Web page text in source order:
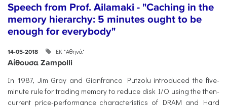
Speech from Prof. Ailamaki - "Caching in the
memory hierarchy: 5 minutes ought to be
enough for everybody"
14-05-2018 ΕΚ "Αθηνά"
Αίθουσα Zampolli
In 1987, Jim Gray and Gianfranco Putzolu introduced the five-
minute rule for trading memory to reduce disk I/O using the then-
current price-performance characteristics of DRAM and Hard